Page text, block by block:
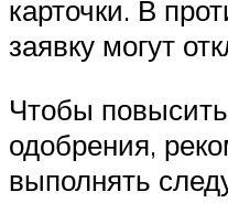
карточки. В
заявку могут
Чтобы
одобрения,
выполнять